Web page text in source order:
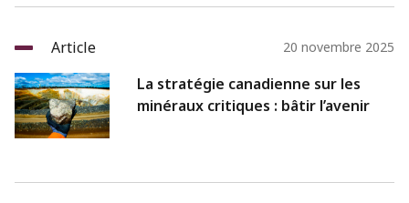
Article 20 novembre 2025
La stratégie canadienne sur les
minéraux critiques : bâtir l’avenir